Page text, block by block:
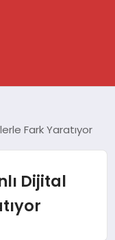
Fark Yaratıyor
Dijital